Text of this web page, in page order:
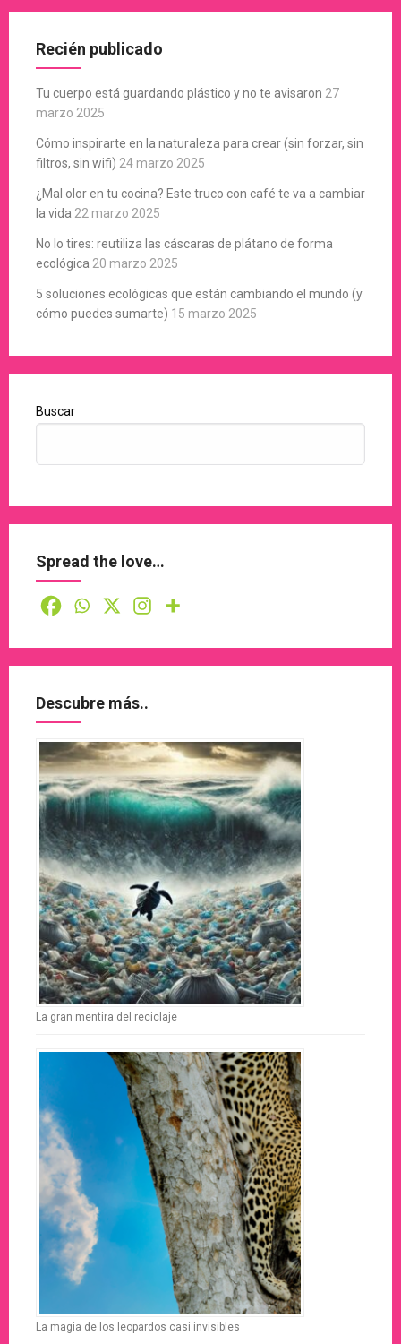
Recién publicado
Tu cuerpo está guardando plástico y no te avisaron 27
marzo 2025
Cómo inspirarte en la naturaleza para crear (sin forzar, sin
filtros, sin wifi) 24 marzo 2025
¿Mal olor en tu cocina? Este truco con café te va a cambiar
la vida 22 marzo 2025
No lo tires: reutiliza las cáscaras de plátano de forma
ecológica 20 marzo 2025
5 soluciones ecológicas que están cambiando el mundo (y
cómo puedes sumarte) 15 marzo 2025
Buscar
Spread the love…
Descubre más..
La gran mentira del reciclaje
La magia de los leopardos casi invisibles